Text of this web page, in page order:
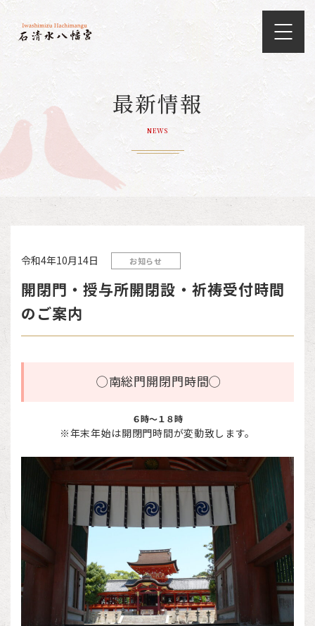
最新情報
NEWS
令和4年10月14日 お知らせ
開閉門・授与所開閉設・祈祷受付時間
のご案内
◯南総門開閉門時間◯
６時～１８時
※年末年始は開閉門時間が変動致します。